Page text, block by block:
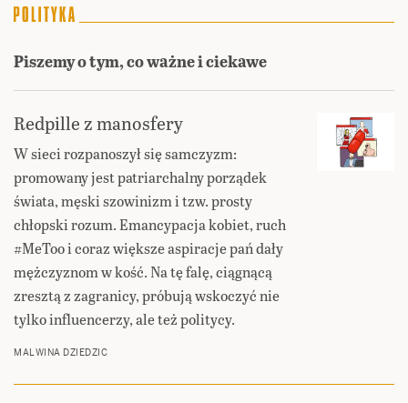
Piszemy o tym, co ważne i ciekawe
Redpille z manosfery
W sieci rozpanoszył się samczyzm:
promowany jest patriarchalny porządek
świata, męski szowinizm i tzw. prosty
chłopski rozum. Emancypacja kobiet, ruch
#MeToo i coraz większe aspiracje pań dały
mężczyznom w kość. Na tę falę, ciągnącą
zresztą z zagranicy, próbują wskoczyć nie
tylko influencerzy, ale też politycy.
MALWINA DZIEDZIC